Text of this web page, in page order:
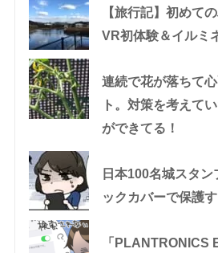
【旅行記】初めて
VR初体験＆イルミ
連続で花が落ちて
ト。対策を考えて
ができてる！
日本100名城スタ
ックカバーで保護
「PLANTRONICS